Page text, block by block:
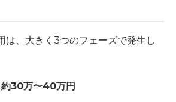
は、大きく3つのフェーズで発生し
30万〜40万円